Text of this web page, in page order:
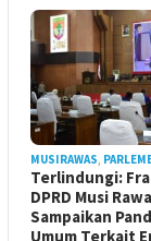
MUSIRAWAS
Terlindungi:
DPRD Musi
Sampaikan
Umum Terkait